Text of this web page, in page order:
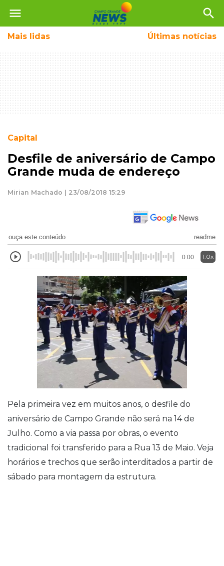
menu search
Mais lidas Últimas notícias
Capital
Desfile de aniversário de Campo
Grande muda de endereço
Mirian Machado | 23/08/2018 15:29
ouça este conteúdo readme
0:00 1.0x
Pela primeira vez em muitos anos, o desfile do
aniversário de Campo Grande não será na 14 de
Julho. Como a via passa por obras, o evento
tradicional foi transferido para a Rua 13 de Maio. Veja
horários e trechos que serão interditados a partir de
sábado para montagem da estrutura.